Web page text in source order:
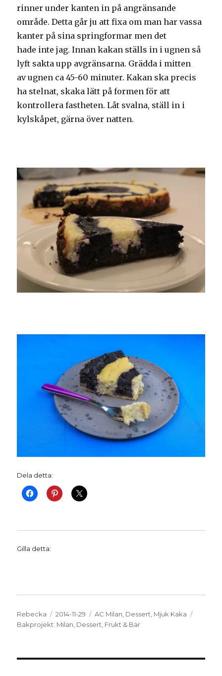
rinner under kanten in på angränsande
område. Detta går ju att fixa om man har vassa
kanter på sina springformar men det
hade inte jag. Innan kakan ställs in i ugnen så
lyft sakta upp avgränsarna. Grädda i mitten
av ugnen ca 45-60 minuter. Kakan ska precis
ha stelnat, skaka lätt på formen för att
kontrollera fastheten. Låt svalna, ställ in i
kylskåpet, gärna över natten.
Dela detta:
Gilla detta:
Författare
Rebecka
Publicerat
den
2014-11-29 Kategorier
AC Milan, Dessert, Mjuk Kaka
Bakprojekt: Milan, Dessert, Frukt & Bär